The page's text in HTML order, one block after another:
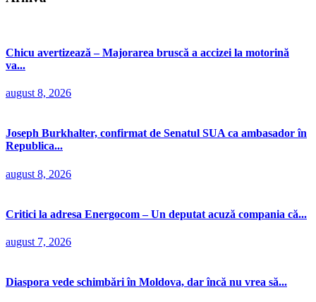
Chicu avertizează – Majorarea bruscă a accizei la motorină
va...
august 8, 2026
Joseph Burkhalter, confirmat de Senatul SUA ca ambasador în
Republica...
august 8, 2026
Critici la adresa Energocom – Un deputat acuză compania că...
august 7, 2026
Diaspora vede schimbări în Moldova, dar încă nu vrea să...